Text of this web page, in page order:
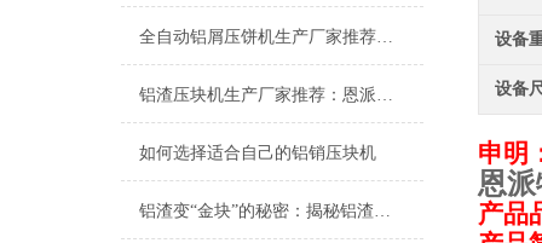
全自动铝屑压饼机生产厂家推荐：为何恩派特成为机加工行业的“标配”？
铝渣压块机生产厂家推荐：恩派特品牌，金属回收领域的可靠伙伴
如何选择适合自己的铝销压块机
铝渣变“金块”的秘密：揭秘铝渣压块机如何助力企业降本增效
设备
设备
申明
恩
产品